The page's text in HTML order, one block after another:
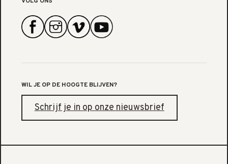
WIL JE OP DE HOOGTE BLIJVEN?
Schrijf je in op onze nieuwsbrief